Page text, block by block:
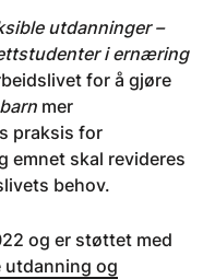
utdanninger –
i ernæring
for å gjøre
mer
praksis for
emnet skal revideres
behov.
og er støttet med
utdanning og